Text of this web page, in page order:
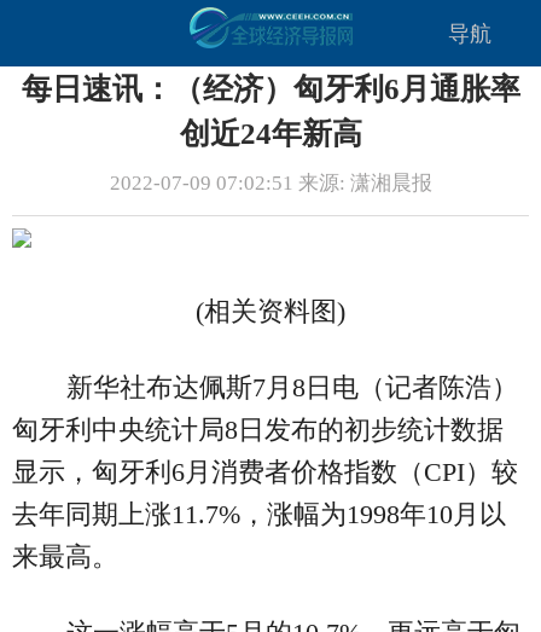
导航
每日速讯：（经济）匈牙利6月通胀率
创近24年新高
2022-07-09 07:02:51 来源: 潇湘晨报
(相关资料图)
新华社布达佩斯7月8日电（记者陈浩）
匈牙利中央统计局8日发布的初步统计数据
显示，匈牙利6月消费者价格指数（CPI）较
去年同期上涨11.7%，涨幅为1998年10月以
来最高。